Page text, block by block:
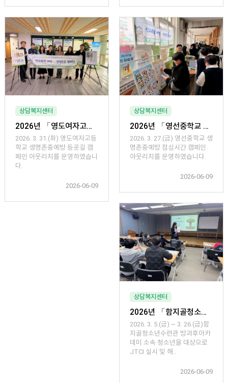
상담복지센터
2026년 「영도여자고등학교 생명존중·마음돌봄 등굣길 캠페인 아웃리치」 운영
2026. 3. 31.(화) 영도여자고등
학교 생명존중예방 등굣길 캠
페인 아웃리치를 운영하였습니
다.
2026-06-09
상담복지센터
2026년 「영선중학교 생명존중·마음돌봄 점심시간 캠페인 아웃리치」 운영
2026. 3. 27.(금) 영선중학교 생
명존중예방 점심시간 캠페인
아웃리치를 운영하였습니다.
2026-06-09
상담복지센터
2026년 「함지골청소년수련관 방과후아카데미 JTCI 검사 및 해석 집단상담 프로그램」운영
2026. 3. 5.(금) ~ 3. 26.(금)함
지골청소년수련관 방과후아카
데미 소속 청소년을 대상으로
JTCI 실시 및 해..
2026-06-09